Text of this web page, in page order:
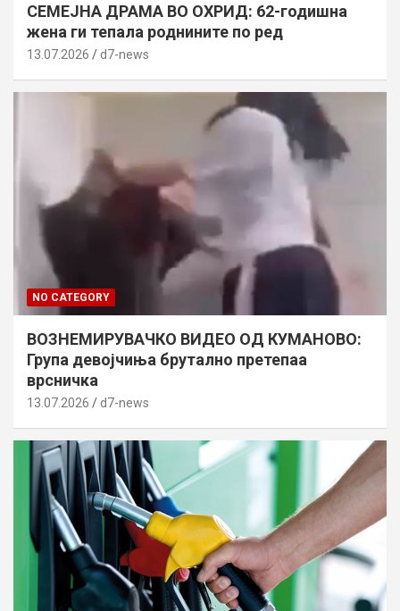
СЕМЕЈНА ДРАМА ВО ОХРИД: 62-годишна
жена ги тепала роднините по ред
13.07.2026 d7-news
NO CATEGORY
ВОЗНЕМИРУВАЧКО ВИДЕО ОД КУМАНОВО:
Група девојчиња брутално претепаа
врсничка
13.07.2026 d7-news